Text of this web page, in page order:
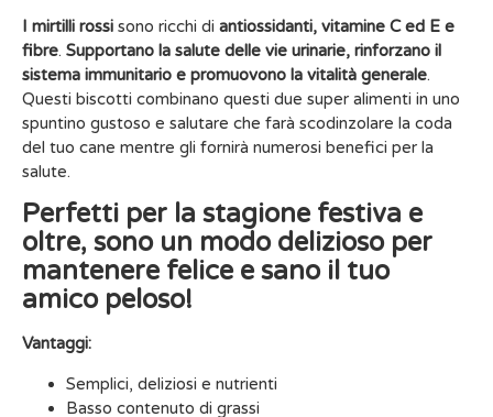
I mirtilli rossi sono ricchi di antiossidanti, vitamine C ed E e
fibre. Supportano la salute delle vie urinarie, rinforzano il
sistema immunitario e promuovono la vitalità generale.
Questi biscotti combinano questi due super alimenti in uno
spuntino gustoso e salutare che farà scodinzolare la coda
del tuo cane mentre gli fornirà numerosi benefici per la
salute.
Perfetti per la stagione festiva e
oltre, sono un modo delizioso per
mantenere felice e sano il tuo
amico peloso!
Vantaggi:
Semplici, deliziosi e nutrienti
Basso contenuto di grassi